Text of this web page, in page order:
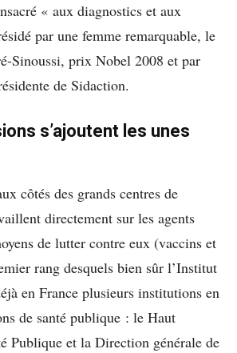
« aux diagnostics et aux
par une femme remarquable, le
Sinoussi, prix Nobel 2008 et par
de Sidaction.
s’ajoutent les unes
côtés des grands centres de
directement sur les agents
de lutter contre eux (vaccins et
rang desquels bien sûr l’Institut
en France plusieurs institutions en
de santé publique : le Haut
Publique et la Direction générale de